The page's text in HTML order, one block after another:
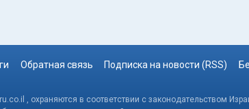
Обратная связь Подписка на новости (RSS)
, охраняются в соответствии с законодательством